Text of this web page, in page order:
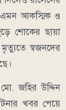
এমন আকস্মিক ও
শোকের ছায়া
স্বজনদের
মো. জহির উদ্দিন
খবর পেয়ে